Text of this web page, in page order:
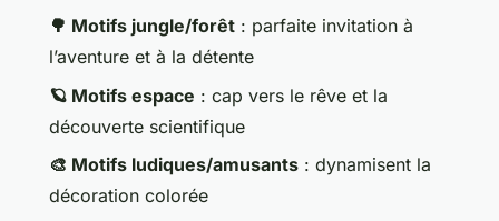
🌳 Motifs jungle/forêt : parfaite invitation à
l’aventure et à la détente
🪐 Motifs espace : cap vers le rêve et la
découverte scientifique
🎨 Motifs ludiques/amusants : dynamisent la
décoration colorée